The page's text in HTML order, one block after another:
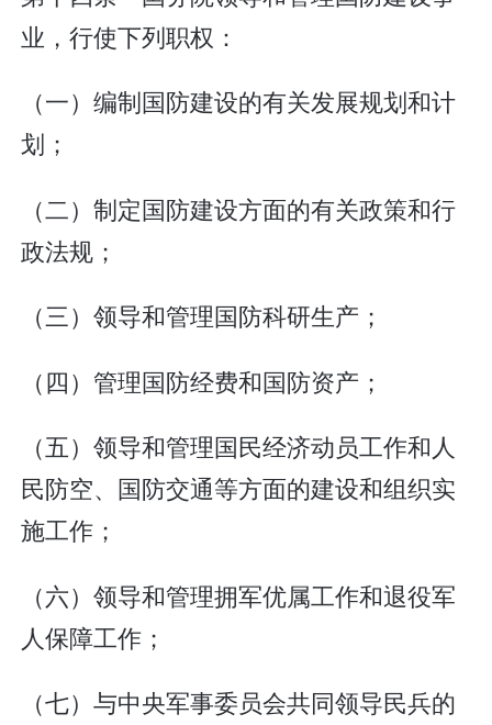
业，行使下列职权：
（一）编制国防建设的有关发展规划和计
划；
（二）制定国防建设方面的有关政策和行
政法规；
（三）领导和管理国防科研生产；
（四）管理国防经费和国防资产；
（五）领导和管理国民经济动员工作和人
民防空、国防交通等方面的建设和组织实
施工作；
（六）领导和管理拥军优属工作和退役军
人保障工作；
（七）与中央军事委员会共同领导民兵的